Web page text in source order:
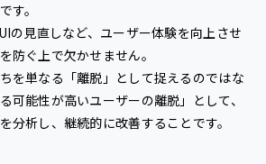
す。
の見直しなど、ユーザー体験を向上させ
防ぐ上で欠かせません。
を単なる「離脱」として捉えるのではな
可能性が高いユーザーの離脱」として、
分析し、継続的に改善することです。